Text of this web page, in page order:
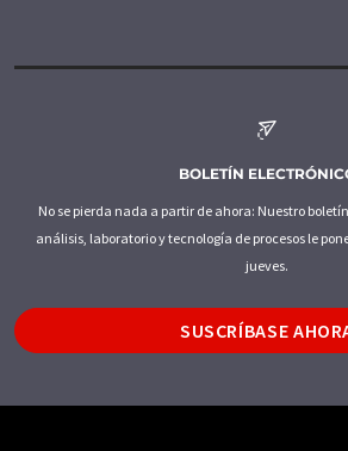
BOLETÍN
No se pierda nada a partir de ahora: Nuestro
análisis, laboratorio y tecnología de procesos le
jueves.
SUSCRÍBASE